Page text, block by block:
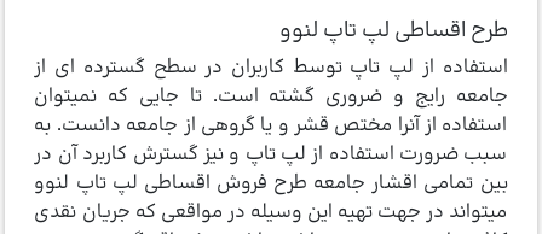
طرح اقساطی لپ تاپ لنوو
استفاده از لپ تاپ توسط کاربران در سطح گسترده ای از
جامعه رایج و ضروری گشته است. تا جایی که نمی­توان
استفاده از آنرا مختص قشر و یا گروهی از جامعه دانست. به
سبب ضرورت استفاده از لپ تاپ و نیز گسترش کاربرد آن در
بین تمامی اقشار جامعه طرح فروش اقساطی لپ تاپ لنوو
می­تواند در جهت تهیه این وسیله در مواقعی که جریان نقدی